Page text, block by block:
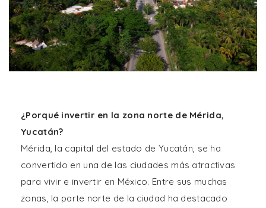
¿Porqué invertir en la zona norte de Mérida,
Yucatán?
Mérida, la capital del estado de Yucatán, se ha
convertido en una de las ciudades más atractivas
para vivir e invertir en México. Entre sus muchas
zonas, la parte norte de la ciudad ha destacado